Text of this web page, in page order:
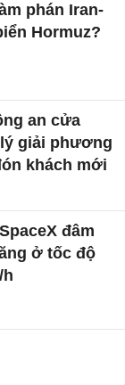
phán Iran-
Hormuz?
an cửa
giải phương
khách mới
đâm
ở tốc độ
h